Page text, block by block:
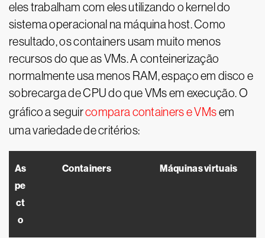
eles trabalham com eles utilizando o kernel do
sistema operacional na máquina host. Como
resultado, os containers usam muito menos
recursos do que as VMs. A conteinerização
normalmente usa menos RAM, espaço em disco e
sobrecarga de CPU do que VMs em execução. O
gráfico a seguircompara containers e VMsem
uma variedade de critérios:
As
pe
ct
o
Containers Máquinas virtuais